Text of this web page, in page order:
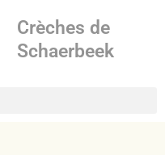
Crèches de
Schaerbeek